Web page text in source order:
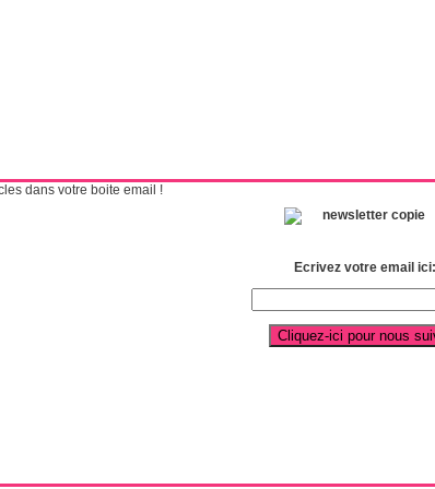
dans votre boite email !
Ecrivez votre email ici: